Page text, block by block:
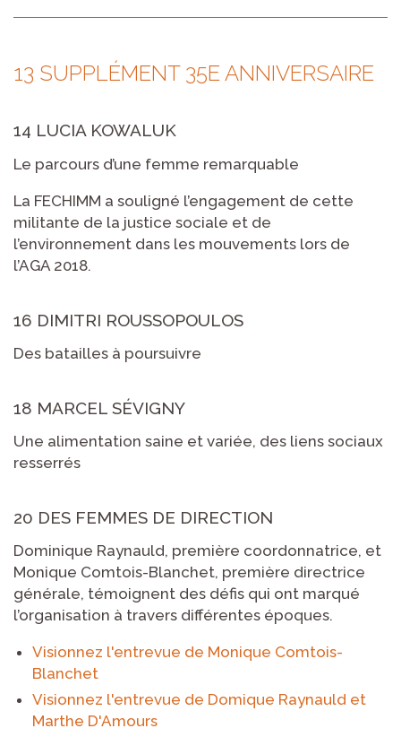
13 SUPPLÉMENT 35E ANNIVERSAIRE
14 LUCIA KOWALUK
Le parcours d’une femme remarquable
La FECHIMM a souligné l’engagement de cette
militante de la justice sociale et de
l’environnement dans les mouvements lors de
l’AGA 2018.
16 DIMITRI ROUSSOPOULOS
Des batailles à poursuivre
18 MARCEL SÉVIGNY
Une alimentation saine et variée, des liens sociaux
resserrés
20 DES FEMMES DE DIRECTION
Dominique Raynauld, première coordonnatrice, et
Monique Comtois-Blanchet, première directrice
générale, témoignent des défis qui ont marqué
l’organisation à travers différentes époques.
Visionnez l'entrevue de Monique Comtois-
Blanchet
Visionnez l'entrevue de Domique Raynauld et
Marthe D'Amours